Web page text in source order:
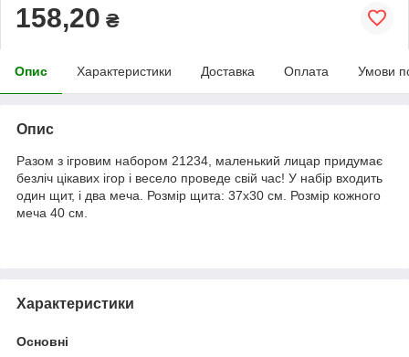
158,20 ₴
Опис Характеристики Доставка Оплата Умови
Опис
Разом з ігровим набором 21234, маленький лицар придумає
безліч цікавих ігор і весело проведе свій час! У набір входить
один щит, і два меча. Розмір щита: 37х30 см. Розмір кожного
меча 40 см.
Характеристики
Основні